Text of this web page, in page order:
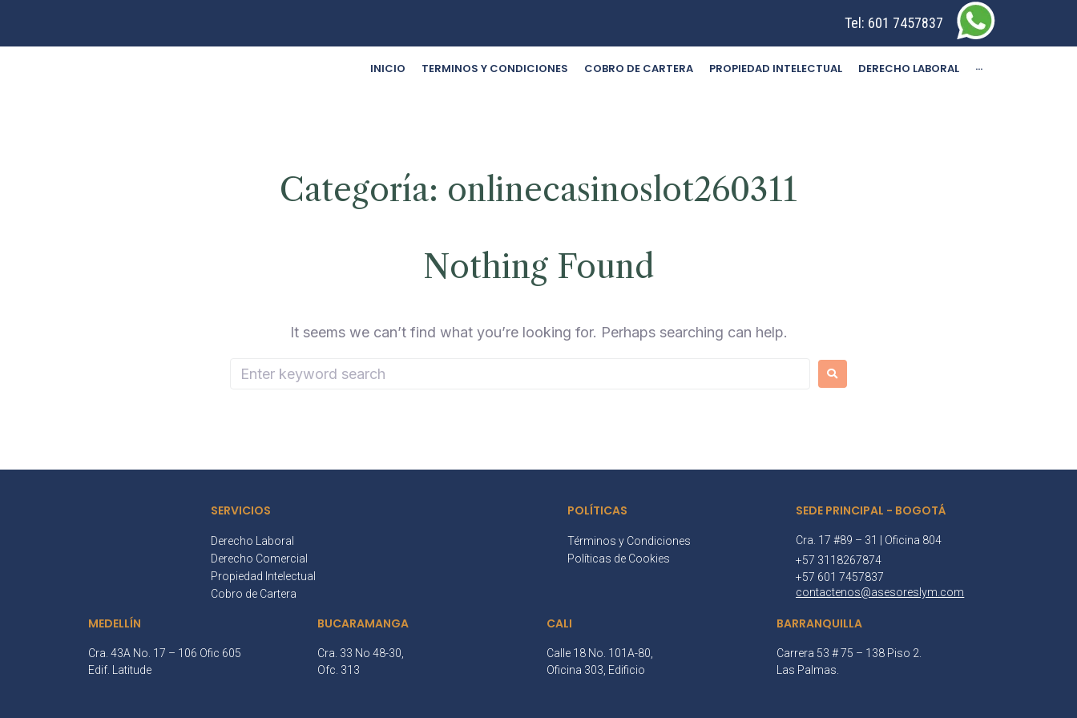
Tel: 601 7457837
INICIO TERMINOS Y CONDICIONES COBRO DE CARTERA PROPIEDAD INTELECTUAL DERECHO LABORAL ···
Categoría: onlinecasinoslot260311
Nothing Found
It seems we can’t find what you’re looking for. Perhaps searching can help.
SERVICIOS
Derecho Laboral
Derecho Comercial
Propiedad Intelectual
Cobro de Cartera
POLÍTICAS
Términos y Condiciones
Políticas de Cookies
SEDE PRINCIPAL - BOGOTÁ
Cra. 17 #89 – 31 | Oficina 804
+57 3118267874
+57 601 7457837
contactenos@asesoreslym.com
MEDELLÍN
Cra. 43A No. 17 – 106 Ofic 605
Edif. Latitude
BUCARAMANGA
Cra. 33 No 48-30,
Ofc. 313
CALI
Calle 18 No. 101A-80,
Oficina 303, Edificio
BARRANQUILLA
Carrera 53 # 75 – 138 Piso 2.
Las Palmas.